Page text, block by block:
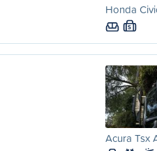
Honda
S
Acura Tsx